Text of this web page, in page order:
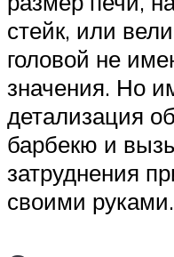
стейк, или
головой не
значения. Но
детализация
барбекю и
затруднения
своими руками.